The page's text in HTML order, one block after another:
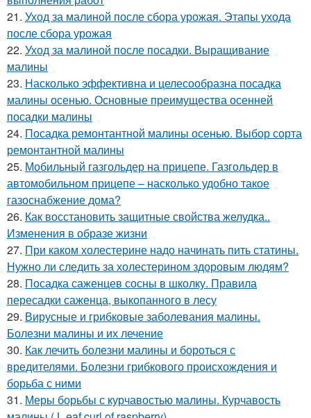
21. Уход за малиной после сбора урожая. Этапы ухода
после сбора урожая
22. Уход за малиной после посадки. Выращивание
малины
23. Насколько эффективна и целесообразна посадка
малины осенью. Основные преимущества осенней
посадки малины
24. Посадка ремонтантной малины осенью. Выбор сорта
ремонтантной малины
25. Мобильный газгольдер на прицепе. Газгольдер в
автомобильном прицепе – насколько удобно такое
газоснабжение дома?
26. Как восстановить защитные свойства желудка..
Изменения в образе жизни
27. При каком холестерине надо начинать пить статины.
Нужно ли следить за холестерином здоровым людям?
28. Посадка саженцев сосны в школку. Правила
пересадки саженца, выкопанного в лесу
29. Вирусные и грибковые заболевания малины.
Болезни малины и их лечение
30. Как лечить болезни малины и бороться с
вредителями. Болезни грибкового происхождения и
борьба с ними
31. Меры борьбы с курчавостью малины. Курчавость